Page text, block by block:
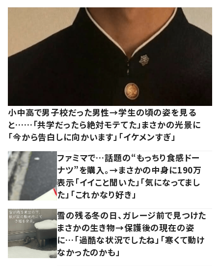
小中高で男子校だった男性→学生の頃の姿を見る
と……「共学だったら絶対モテてた」まさかの光景に
「今から告白しに向かいます」「イケメンすぎ」
ファミマで…話題の“もっちり食感ドー
ナツ”を購入。→まさかの中身に190万
表示「イイこと聞いた」「気になってまし
た」「これかなり好き」
雪の残る冬の日、ガレージ前で見つけた
まさかの生き物→保護後の現在の姿
に…「過酷な状況でしたね」「寒くて動け
なかったのかも」